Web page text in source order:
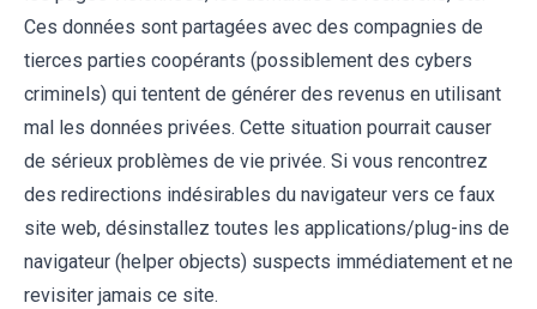
Ces données sont partagées avec des compagnies de
tierces parties coopérants (possiblement des cybers
criminels) qui tentent de générer des revenus en utilisant
mal les données privées. Cette situation pourrait causer
de sérieux problèmes de vie privée. Si vous rencontrez
des redirections indésirables du navigateur vers ce faux
site web, désinstallez toutes les applications/plug-ins de
navigateur (helper objects) suspects immédiatement et ne
revisiter jamais ce site.